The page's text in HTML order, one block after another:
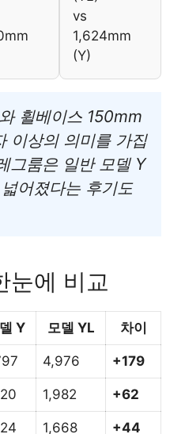
vs
1,624mm
(Y)
휠베이스 150mm
이상의 의미를 가집
그룸은 일반 모델 Y
어졌다는 후기도
눈에 비교
Y 모델 YL 차이
4,976 +179
1,982 +62
1,668 +44